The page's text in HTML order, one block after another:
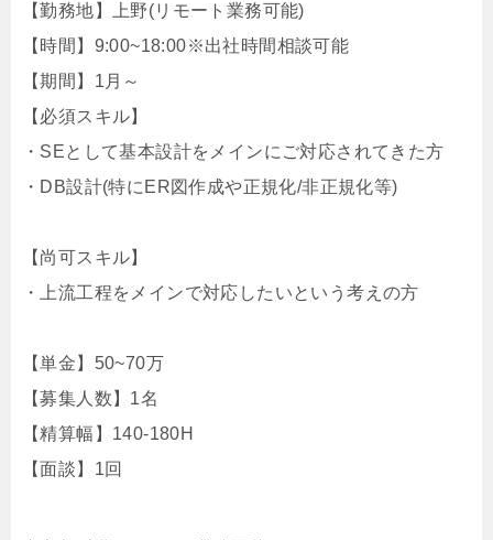
【勤務地】上野(リモート業務可能)
【時間】9:00~18:00※出社時間相談可能
【期間】1月～
【必須スキル】
・SEとして基本設計をメインにご対応されてきた方
・DB設計(特にER図作成や正規化/非正規化等)
【尚可スキル】
・上流工程をメインで対応したいという考えの方
【単金】50~70万
【募集人数】1名
【精算幅】140-180H
【面談】1回